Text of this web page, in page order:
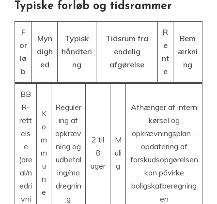
Typiske forløb og tidsrammer
F
or
lø
b
Myn
digh
ed
Typisk
håndteri
ng
Tidsrum fra
endelig
afgørelse
R
e
nt
e
Bem
ærkni
ng
BB
R-
rett
els
e
(are
al/n
edri
vni
K
o
m
m
u
n
e
Reguler
ing af
opkræv
ning og
udbetal
ing/mo
dregnin
g
2 til
8
uger
M
uli
g
Afhænger af intern
kørsel og
opkrævningsplan –
opdatering af
forskudsopgørelsen
kan påvirke
boligskatberegning
en